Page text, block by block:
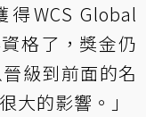
WCS Global
格了，獎金仍
級到前面的名
大的影響。」